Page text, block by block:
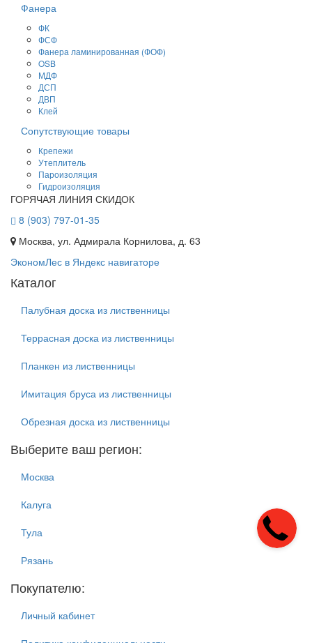
Фанера
ФК
ФСФ
Фанера ламинированная (ФОФ)
OSB
МДФ
ДСП
ДВП
Клей
Сопутствующие товары
Крепежи
Утеплитель
Пароизоляция
Гидроизоляция
ГОРЯЧАЯ ЛИНИЯ СКИДОК
8 (903) 797-01-35
Москва, ул. Адмирала Корнилова, д. 63
ЭкономЛес в Яндекс навигаторе
Каталог
Палубная доска из лиственницы
Террасная доска из лиственницы
Планкен из лиственницы
Имитация бруса из лиственницы
Обрезная доска из лиственницы
Выберите ваш регион:
Москва
Калуга
Тула
Рязань
Покупателю:
Личный кабинет